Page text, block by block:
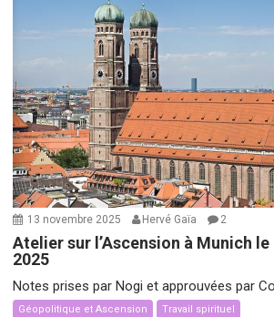
13 novembre 2025 Hervé Gaïa 2
Atelier sur l’Ascension à Munich
2025
Notes prises par Nogi et approuvées par
Géopolitique et Ascension Travail spirituel